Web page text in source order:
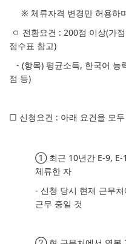
※ 체류자격 변경만 허용하
ㅇ 전환요건 : 200점 이상(가
점수표 참고)
- (항목) 평균소득, 한국어 능
점 등)
□ 신청요건 : 아래 요건을 모
① 최근 10년간 E-9,
체류한 자
- 신청 당시 현재 근무
근무 중일 것